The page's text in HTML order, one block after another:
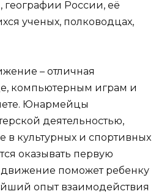
географии России, её
ученых, полководцах,
– отличная
компьютерным играм и
Юнармейцы
деятельностью,
в культурных и спортивных
оказывать первую
поможет ребенку
опыт взаимодействия